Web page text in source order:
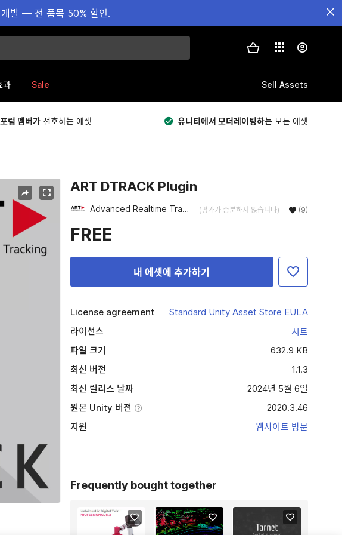
개발 — 전 품목 50% 할인.
과 Sale Sell Assets
럼 멤버가 선호하는 에셋 유니티에서 모더레이팅하는 모든 에셋
ART DTRACK Plugin
Advanced Realtime Tracking GmbH & Co. KG (평가가 충분하지 않습니다) (9)
FREE
내 에셋에 추가하기
License agreement
Standard Unity Asset Store EULA
라이선스
시트
파일 크기
632.9 KB
최신 버전
1.1.3
최신 릴리스 날짜
2024년 5월 6일
원본 Unity 버전
2020.3.46
지원
웹사이트 방문
Frequently bought together